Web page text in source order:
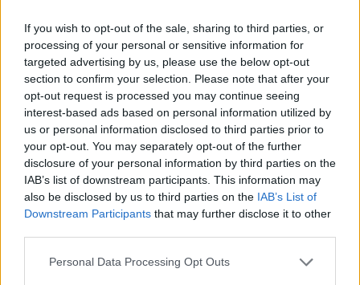
If you wish to opt-out of the sale, sharing to third parties, or
processing of your personal or sensitive information for
targeted advertising by us, please use the below opt-out
section to confirm your selection. Please note that after your
opt-out request is processed you may continue seeing
interest-based ads based on personal information utilized by
us or personal information disclosed to third parties prior to
your opt-out. You may separately opt-out of the further
disclosure of your personal information by third parties on the
IAB’s list of downstream participants. This information may
also be disclosed by us to third parties on the IAB’s List of
Downstream Participants that may further disclose it to other
Personal Data Processing Opt Outs
Wysocki przysyła dwóch podchorążych,
których zadaniem jest porwanie
wielkiego księcia. Powstańcy ruszają na
Belweder. Demeter wzywa Hekate
(boginię czarów i rozdroży), by ta
odnalazła Korę. Hekate przywołuje
Eumenidy, które są uosobieniem
wyrzutów sumienia i zemsty. Mają one
pomścić krzywdy i pokazać gniew bogów.